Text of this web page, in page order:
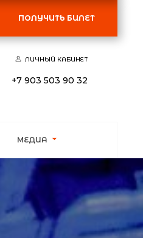
МЕДИА
ПОЛУЧИТЬ БИЛЕТ
ЛИЧНЫЙ КАБИНЕТ
+7 903 503 90 32